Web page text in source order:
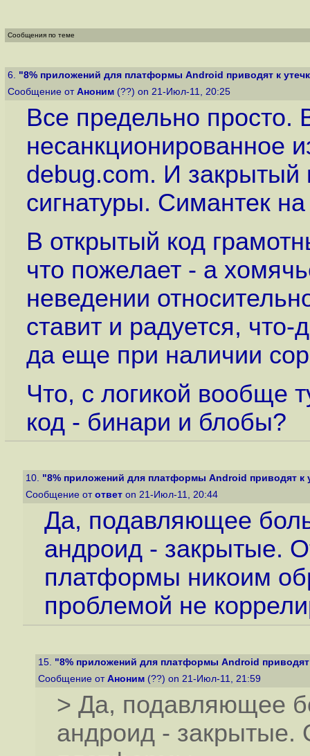
Сообщения по теме
6. "8% приложений для платформы Android приводят к
Сообщение от Аноним (??) on 21-Июл-11, 20:25
Все предельно просто.
несанкционированное
debug.com. И закрытый
сигнатуры. Симантек на
В открытый код
что пожелает - а
неведении
ставит и радуется,
да еще при наличии
Что, с логикой вообще
код - бинари и блобы?
10. "8% приложений для платформы Android приводят к
Сообщение от ответ on 21-Июл-11, 20:44
Да, подавляющее
андроид - закрытые.
платформы никоим
проблемой не
15. "8% приложений для платформы Android приводят
Сообщение от Аноним (??) on 21-Июл-11, 21:59
> Да, подавляющее
андроид - закрытые.